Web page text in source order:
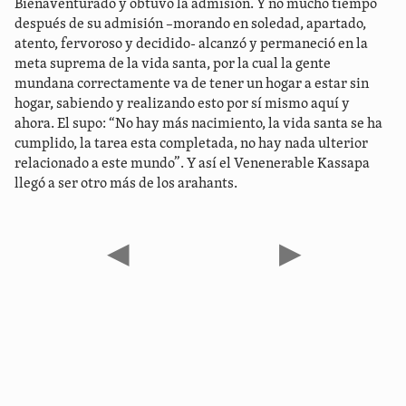
Bienaventurado y obtuvo la admisión. Y no mucho tiempo
después de su admisión –morando en soledad, apartado,
atento, fervoroso y decidido- alcanzó y permaneció en la
meta suprema de la vida santa, por la cual la gente
mundana correctamente va de tener un hogar a estar sin
hogar, sabiendo y realizando esto por sí mismo aquí y
ahora. El supo: “No hay más nacimiento, la vida santa se ha
cumplido, la tarea esta completada, no hay nada ulterior
relacionado a este mundo”. Y así el Venenerable Kassapa
llegó a ser otro más de los arahants.
◀ ▶